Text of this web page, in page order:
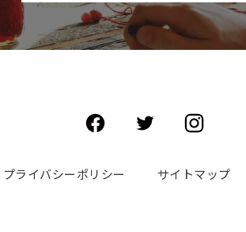
プライバシーポリシー サイトマップ